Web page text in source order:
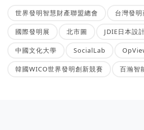
世界發明智慧財產聯盟總會 台灣發
國際發明展 北市圖 JDIE日本設
中國文化大學 SocialLab
韓國WICO世界發明創新競賽 百瀚智